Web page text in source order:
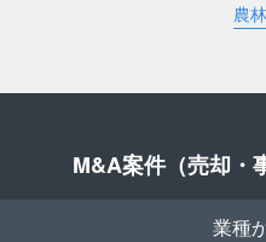
農
M&A案件（売却・
業種